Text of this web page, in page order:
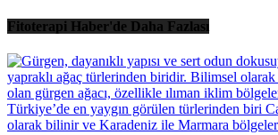
Fitoterapi Haber'de Daha Fazlası